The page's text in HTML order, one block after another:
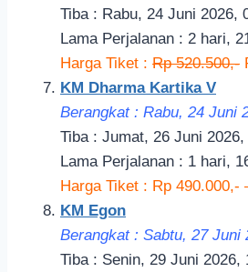
Tiba : Rabu, 24 Juni 2026,
Lama Perjalanan : 2 hari,
Harga Tiket : Rp 520.500,-
KM Dharma Kartika V
Berangkat : Rabu, 24 Juni
Tiba : Jumat, 26 Juni 2026,
Lama Perjalanan : 1 hari,
Harga Tiket : Rp 490.000,-
KM Egon
Berangkat : Sabtu, 27 Juni
Tiba : Senin, 29 Juni 2026,